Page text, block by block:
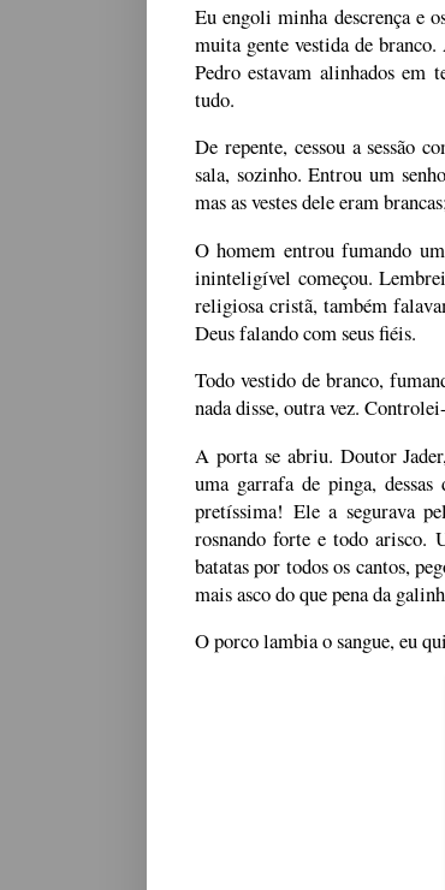
Eu engoli minha descrença e
muita gente vestida de
Pedro estavam alinhados em
tudo.
De repente, cessou a sessão
sala, sozinho. Entrou um
mas as vestes dele eram
O homem entrou fumando
ininteligível começou.
religiosa cristã, também
Deus falando com seus fiéis.
Todo vestido de branco,
nada disse, outra vez.
A porta se abriu. Doutor
uma garrafa de pinga,
pretíssima! Ele a segurava
rosnando forte e todo arisco.
batatas por todos os cantos,
mais asco do que pena da
O porco lambia o sangue, eu